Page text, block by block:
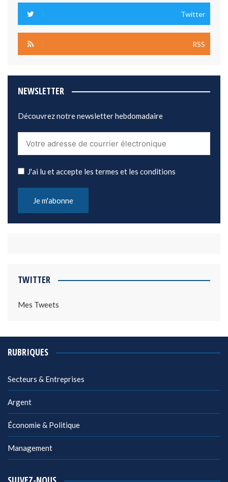
Twitter
RSS
NEWSLETTER
Découvrez notre newsletter hebdomadaire
J'ai lu et accepte les termes et les conditions
TWITTER
Mes Tweets
RUBRIQUES
Secteurs & Entreprises
Argent
Économie & Politique
Management